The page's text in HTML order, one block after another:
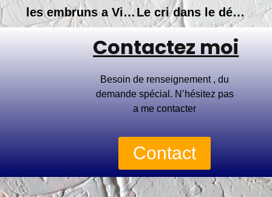
les embruns a Villers sur mer Le cri dans le désert
Contactez moi
Besoin de renseignement , du
demande spécial. N’hésitez pas
a me contacter
Contact